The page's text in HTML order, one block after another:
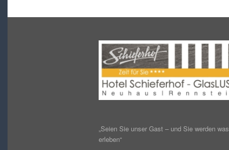
„Seien Sie unser Gast – und Sie werden was
erleben“